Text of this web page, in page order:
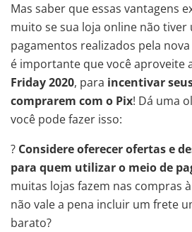
Mas saber que essas vantagens
muito se sua loja online não
pagamentos realizados pela
é importante que você aproveite
Friday 2020, para incentivar
comprarem com o Pix! Dá uma
você pode fazer isso:
? Considere oferecer ofertas e
para quem utilizar o meio de
muitas lojas fazem nas compras
não vale a pena incluir um frete
barato?